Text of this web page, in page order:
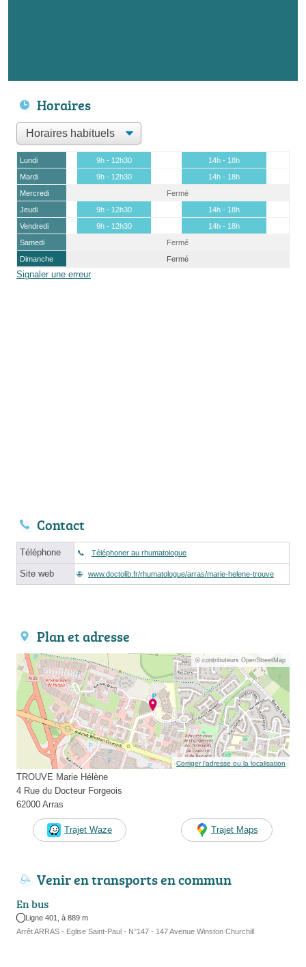
Horaires
Lundi 9h - 12h30
14h - 18h
Mardi
9h - 12h30
14h - 18h
Mercredi
Fermé
Jeudi
9h - 12h30
14h - 18h
Vendredi
9h - 12h30
14h - 18h
Samedi
Fermé
Dimanche
Fermé
Signaler une erreur
Contact
Téléphone Téléphoner au rhumatologue
Site web www.doctolib.fr/rhumatologue/arras/marie-helene-trouve
Plan et adresse
© contributeurs OpenStreetMap
Corriger l’adresse ou la localisation
TROUVE Marie Hélène
4 Rue du Docteur Forgeois
62000 Arras
Trajet Waze Trajet Maps
Venir en transports en commun
En bus
Ligne 401, à 889 m
Arrêt ARRAS - Eglise Saint-Paul - N°147 - 147 Avenue Winston Churchill